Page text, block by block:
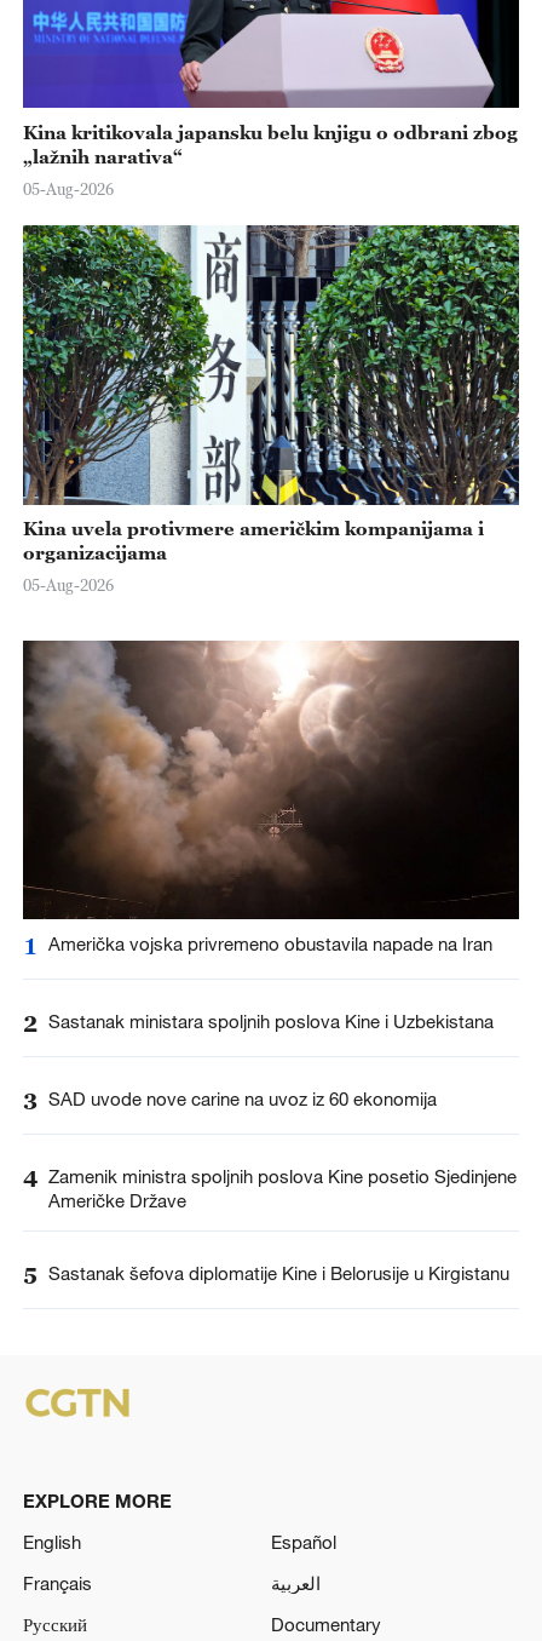
Kina kritikovala japansku belu knjigu o odbrani zbog
„lažnih narativa“
05-Aug-2026
Kina uvela protivmere američkim kompanijama i
organizacijama
05-Aug-2026
1 Američka vojska privremeno obustavila napade na Iran
2 Sastanak ministara spoljnih poslova Kine i Uzbekistana
3 SAD uvode nove carine na uvoz iz 60 ekonomija
4 Zamenik ministra spoljnih poslova Kine posetio Sjedinjene
Američke Države
5 Sastanak šefova diplomatije Kine i Belorusije u Kirgistanu
EXPLORE MORE
English
Español
Français
العربية
Русский
Documentary